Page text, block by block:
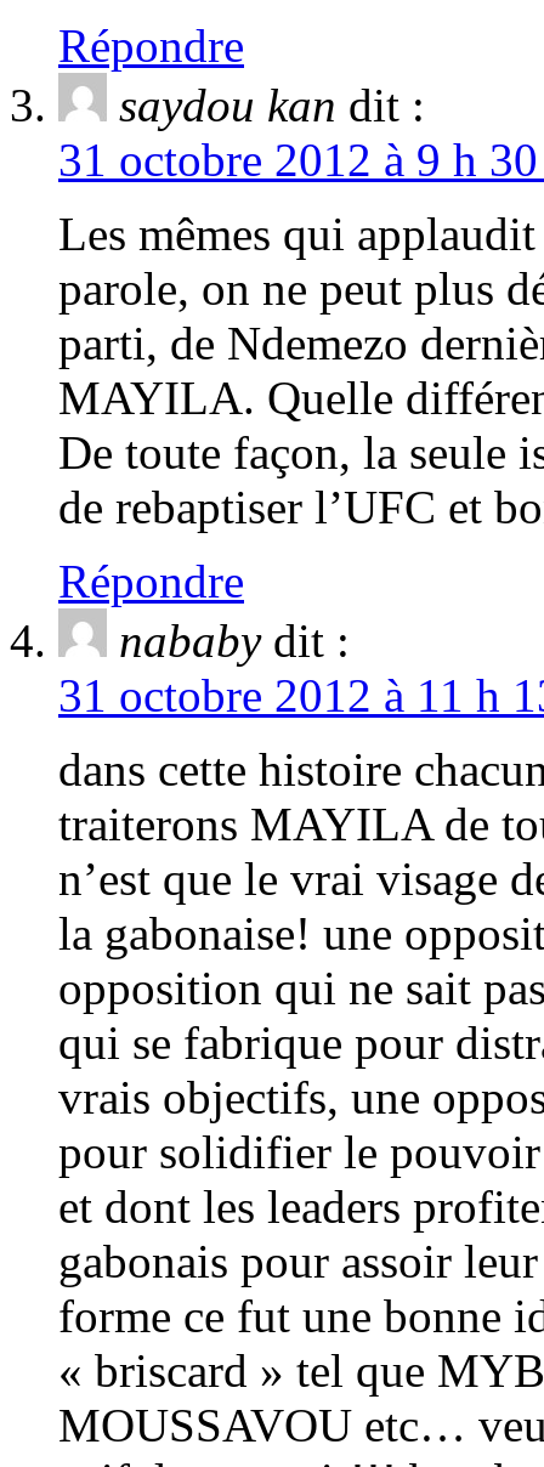
Répondre
saydou kan dit :
31 octobre 2012 à 9 h
Les mêmes qui
parole, on ne peut plus
parti, de Ndemezo
MAYILA. Quelle
De toute façon, la seule
de rebaptiser l’UFC et
Répondre
nababy dit :
31 octobre 2012 à 11 h
dans cette histoire
traiterons MAYILA de
n’est que le vrai visage
la gabonaise! une
opposition qui ne sait
qui se fabrique pour
vrais objectifs, une
pour solidifier le
et dont les leaders
gabonais pour assoir
forme ce fut une bonne
« briscard » tel que
MOUSSAVOU etc…